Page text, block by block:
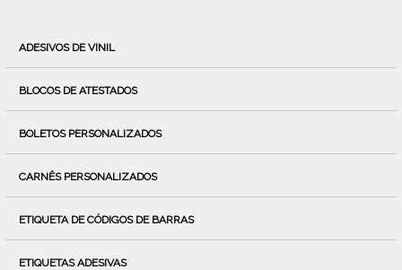
ADESIVOS DE VINIL
BLOCOS DE ATESTADOS
BOLETOS PERSONALIZADOS
CARNÊS PERSONALIZADOS
ETIQUETA DE CÓDIGOS DE BARRAS
ETIQUETAS ADESIVAS